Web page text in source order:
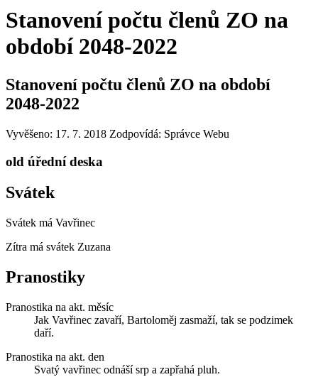
Stanovení počtu členů ZO na
období 2048-2022
Stanovení počtu členů ZO na období
2048-2022
Vyvěšeno: 17. 7. 2018 Zodpovídá: Správce Webu
old úřední deska
Svátek
Svátek má Vavřinec
Zítra má svátek Zuzana
Pranostiky
Pranostika na akt. měsíc
Jak Vavřinec zavaří, Bartoloměj zasmaží, tak se podzimek
daří.
Pranostika na akt. den
Svatý vavřinec odnáší srp a zapřahá pluh.